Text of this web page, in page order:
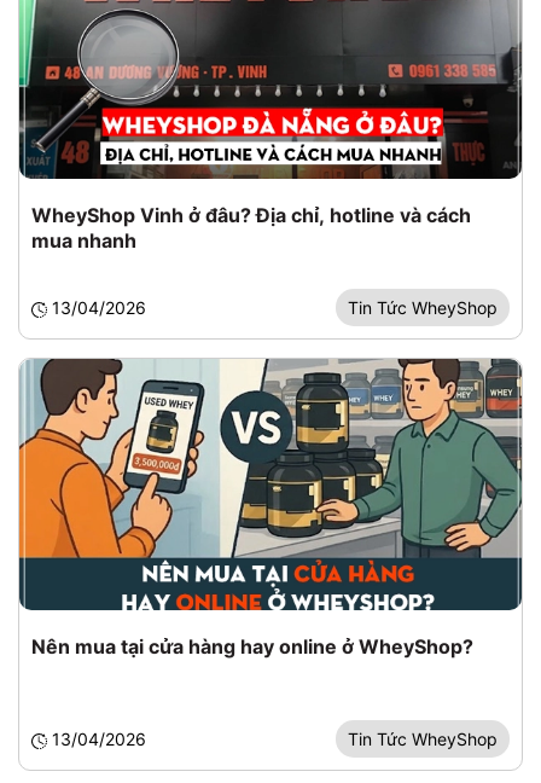
WheyShop Vinh ở đâu? Địa chỉ, hotline và cách
mua nhanh
13/04/2026 Tin Tức WheyShop
Nên mua tại cửa hàng hay online ở WheyShop?
13/04/2026 Tin Tức WheyShop